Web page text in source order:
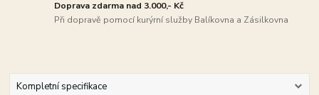
Doprava zdarma nad 3.000,- Kč
Při dopravě pomocí kurýrní služby Balíkovna a Zásilkovna
Kompletní specifikace